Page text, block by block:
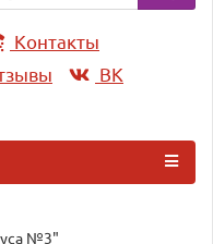
Контакты
ВK
№3"